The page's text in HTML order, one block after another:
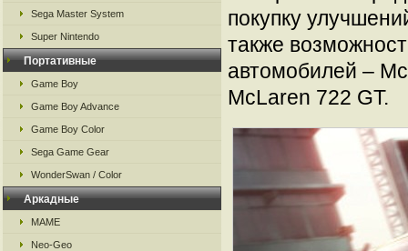
Sega Master System
Super Nintendo
Портативные
Game Boy
Game Boy Advance
Game Boy Color
Sega Game Gear
WonderSwan / Color
Аркадные
MAME
Neo-Geo
покупку
также
автомобилей –
McLaren 722 GT.